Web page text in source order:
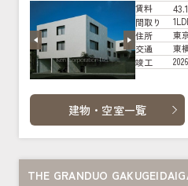
賃料
間取り
住所
東
交通
東
竣工
建物・空室一覧
THE GRANDUO